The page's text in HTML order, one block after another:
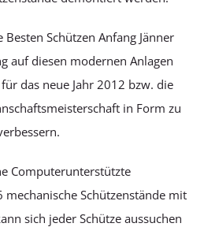
Schützen Anfang Jänner
auf diesen modernen Anlagen
das neue Jahr 2012 bzw. die
in Form zu
Computerunterstützte
mechanische Schützenstände mit
sich jeder Schütze aussuchen